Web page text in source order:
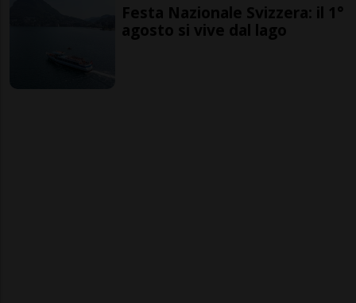
Festa Nazionale Svizzera: il 1°
agosto si vive dal lago